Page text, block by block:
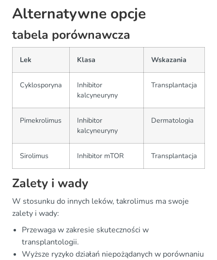
Alternatywne opcje
tabela porównawcza
Lek Klasa Wskazania
Cyklosporyna
Inhibitor
kalcyneuryny
Transplantacja
Pimekrolimus
Inhibitor
kalcyneuryny
Dermatologia
Sirolimus Inhibitor mTOR Transplantacja
Zalety i wady
W stosunku do innych leków, takrolimus ma swoje
zalety i wady:
Przewaga w zakresie skuteczności w
transplantologii.
Wyższe ryzyko działań niepożądanych w porównaniu